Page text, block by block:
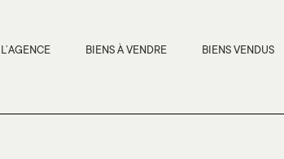
L’AGENCE BIENS À VENDRE BIENS VENDUS